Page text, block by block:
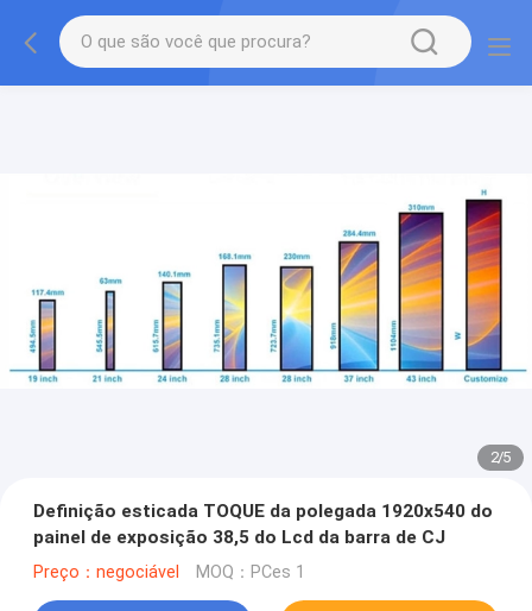
2/5
Definição esticada TOQUE da polegada 1920x540 do
painel de exposição 38,5 do Lcd da barra de CJ
Preço：negociável MOQ：PCes 1